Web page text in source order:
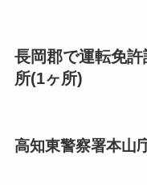
長岡郡で運転免
所(1ヶ所)
高知東警察署本山